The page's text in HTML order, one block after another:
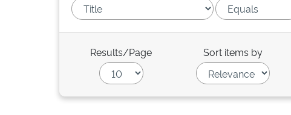
Results/Page Sort items by